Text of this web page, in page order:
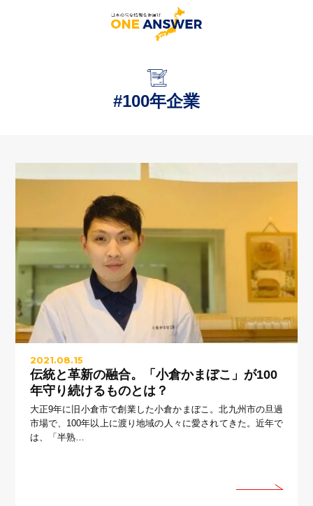
#100年企業
2021.08.15
伝統と革新の融合。「小倉かまぼこ」が100
年守り続けるものとは？
大正9年に旧小倉市で創業した小倉かまぼこ。北九州市の旦過
市場で、100年以上に渡り地域の人々に愛されてきた。近年で
は、「半熟…